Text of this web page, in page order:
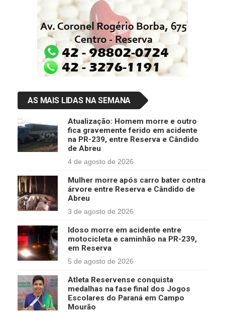
AS MAIS LIDAS NA SEMANA
Atualização: Homem morre e outro
fica gravemente ferido em acidente
na PR-239, entre Reserva e Cândido
de Abreu
4 de agosto de 2026
Mulher morre após carro bater contra
árvore entre Reserva e Cândido de
Abreu
3 de agosto de 2026
Idoso morre em acidente entre
motocicleta e caminhão na PR-239,
em Reserva
5 de agosto de 2026
Atleta Reservense conquista
medalhas na fase final dos Jogos
Escolares do Paraná em Campo
Mourão